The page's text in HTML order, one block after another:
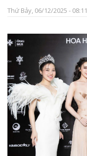
Thứ Bảy, 06/12/2025 - 08:11